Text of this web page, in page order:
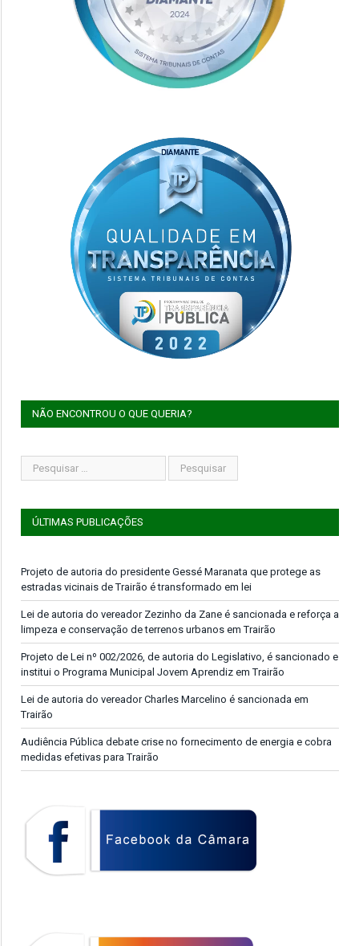
NÃO ENCONTROU O QUE QUERIA?
ÚLTIMAS PUBLICAÇÕES
Projeto de autoria do presidente Gessé Maranata que protege as
estradas vicinais de Trairão é transformado em lei
Lei de autoria do vereador Zezinho da Zane é sancionada e reforça a
limpeza e conservação de terrenos urbanos em Trairão
Projeto de Lei nº 002/2026, de autoria do Legislativo, é sancionado e
institui o Programa Municipal Jovem Aprendiz em Trairão
Lei de autoria do vereador Charles Marcelino é sancionada em
Trairão
Audiência Pública debate crise no fornecimento de energia e cobra
medidas efetivas para Trairão